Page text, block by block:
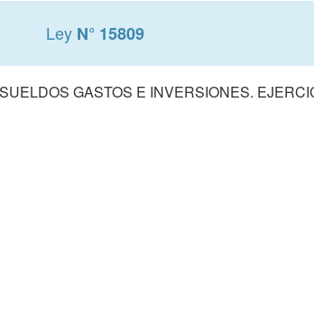
Ley N° 15809
GASTOS E INVERSIONES.